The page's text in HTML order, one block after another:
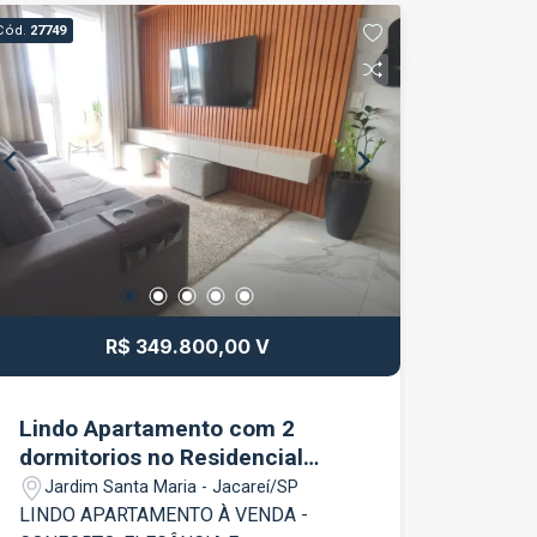
uma região de fácil acesso.
Características do imóvel: 2
dormitórios, sendo 1 suíte Sala ampla e
bem iluminada Cozinha Banheiro social
Área de serviço 1 vaga de garagem
Diferenciais: Apartamento novo Recém-
entregue pela construtora Nunca
habitado Excelente opção para quem
deseja ser o primeiro morador
Condomínio moderno e bem localizado
Uma excelente oportunidade para quem
procura um imóvel novo, confortável e
pronto para morar. Entre em contato e
27749
R$ 349.800,00 V
Lindo Apartamento com 2
dormitorios no Residencial
Lumina
Jardim Santa Maria - Jacareí/SP
LINDO APARTAMENTO À VENDA -